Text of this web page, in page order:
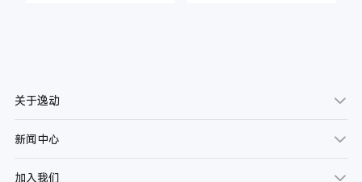
关于逸动
新闻中心
加入我们